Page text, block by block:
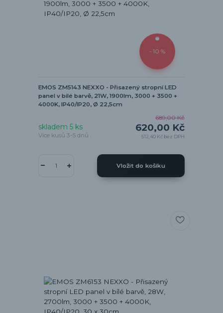
- 10 %
EMOS ZM5143 NEXXO - Přisazený stropní LED
panel v bílé barvě, 21W, 1900lm, 3000 + 3500 +
4000K, IP40/IP20, Ø 22,5cm
689,00 Kč
620,00 Kč
512,40 Kč bez DPH
skladem 5 ks
Více kusů 3-5 dnů
Vložit do košíku